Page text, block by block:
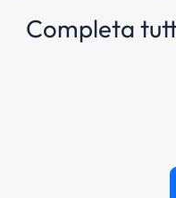
Completa